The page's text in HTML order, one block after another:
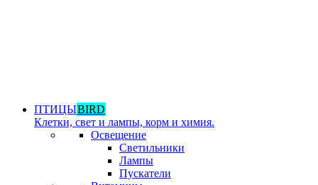
ПТИЦЫBIRD
Клетки, свет и лампы, корм и химия.
Освещение
Светильники
Лампы
Пускатели